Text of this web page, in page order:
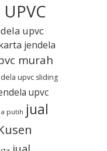
upvc
jendela
murah
upvc sliding
upvc
putih jual